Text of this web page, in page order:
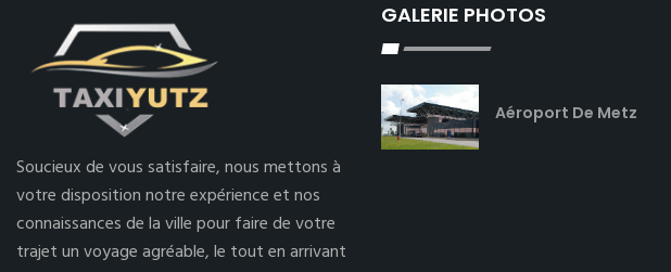
Soucieux de vous satisfaire, nous mettons à
votre disposition notre expérience et nos
connaissances de la ville pour faire de votre
trajet un voyage agréable, le tout en arrivant
GALERIE PHOTOS
Aéroport De Metz